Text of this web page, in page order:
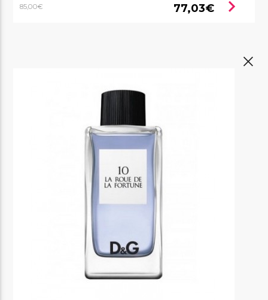
85,00€
77,03€ chevron_right